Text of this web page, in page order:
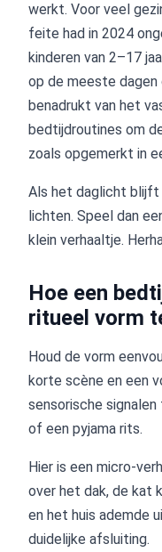
werkt. Voor veel
feite had in 2024
kinderen van 2–17
op de meeste
benadrukt van het
bedtijdroutines om
zoals opgemerkt in
Als het daglicht blijft
lichten. Speel dan
klein verhaaltje.
Hoe een
ritueel vorm
Houd de vorm
korte scène en een
sensorische
of een pyjama rits.
Hier is een micro-
over het dak, de kat
en het huis ademde
duidelijke afsluiting.